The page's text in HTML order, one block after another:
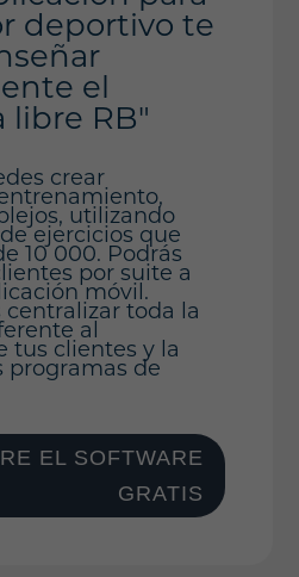
deportivo te
el
libre RB"
crear
utilizando
ejercicios que
10 000. Podrás
por suite a
móvil.
centralizar toda la
al
tus clientes y la
programas de
EL SOFTWARE
GRATIS